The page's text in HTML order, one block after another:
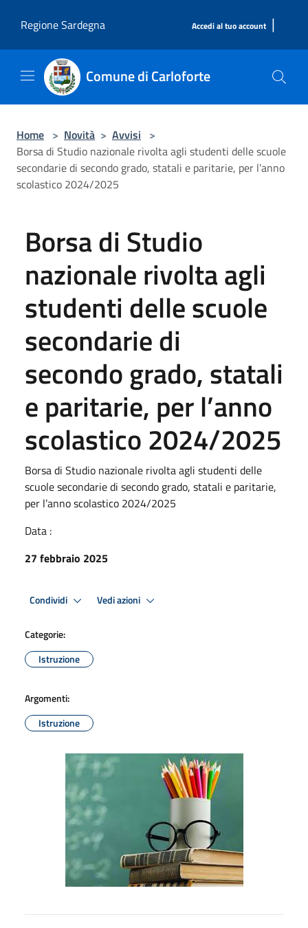
Regione Sardegna
Accedi al tuo account |
Comune di Carloforte
Home > Novità > Avvisi >
Borsa di Studio nazionale rivolta agli studenti delle scuole
secondarie di secondo grado, statali e paritarie, per l’anno
scolastico 2024/2025
Borsa di Studio
nazionale rivolta agli
studenti delle scuole
secondarie di
secondo grado, statali
e paritarie, per l’anno
scolastico 2024/2025
Borsa di Studio nazionale rivolta agli studenti delle
scuole secondarie di secondo grado, statali e paritarie,
per l’anno scolastico 2024/2025
Data :
27 febbraio 2025
Condividi Vedi azioni
Categorie:
Istruzione
Argomenti:
Istruzione